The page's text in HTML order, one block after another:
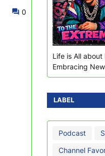
0
Life is All
Embracing
LABEL
Podcast
Channel